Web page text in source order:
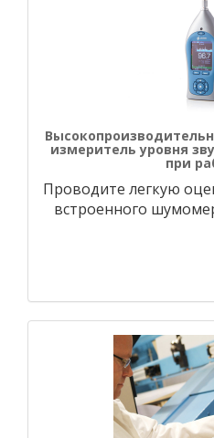
измеритель уровня
при
Проводите легкую
встроенного